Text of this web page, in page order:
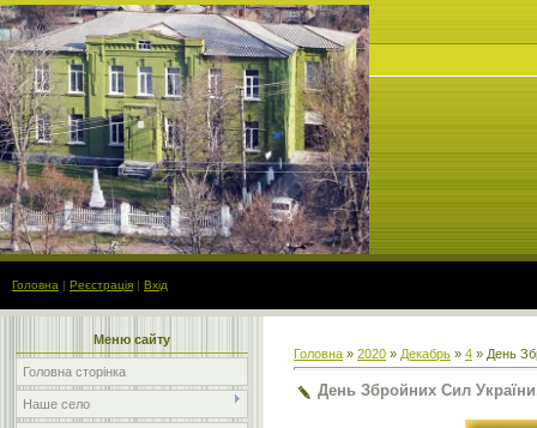
Головна | Реєстрація | Вхід
Меню сайту
Головна сторінка
Наше село
Головна » 2020 » Декабрь » 4 » День
День Збройних Сил